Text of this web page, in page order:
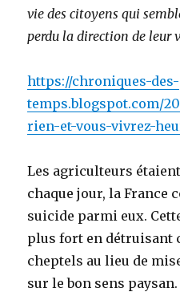
vie des citoyens qui
perdu la direction de leur
https://chroniques-des-
temps.blogspot.com/
rien-et-vous-vivrez-
Les agriculteurs
chaque jour, la France
suicide parmi eux.
plus fort en détruisant
cheptels au lieu de
sur le bon sens